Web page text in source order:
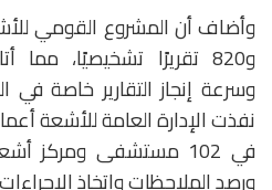
و820 تقريرًا تشخيصيًا،
وسرعة إنجاز التقارير خاصة في
نفذت الإدارة العامة للأشعة
في 102 مستشفى ومركز
ورصد الملاحظات واتخاذ